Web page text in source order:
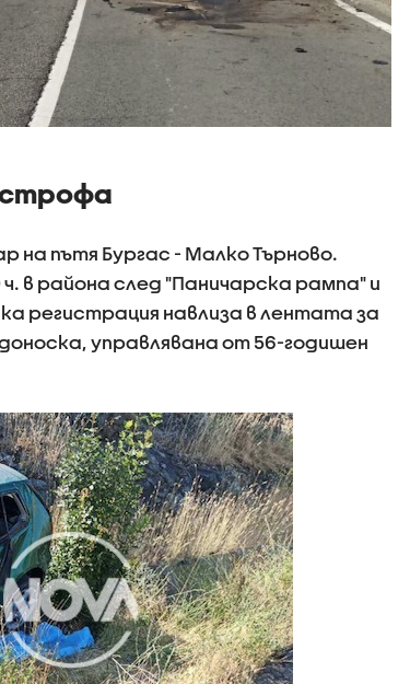
на пътя Бургас - Малко Търново.
в района след "Паничарска рампа" и
регистрация навлиза в лентата за
управлявана от 56-годишен